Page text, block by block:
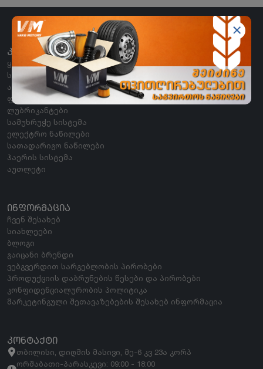
ᲙᲐᲢᲔᲒᲝᲠᲘᲔᲑᲘ
ყველა კატეგორია
საბურავი
აკუმულატორი
ფილტრები
ლუბრიკანტები
სამუხრუჭე სისტემა
ელექტრო ნაწილები
სათადარიგო ნაწილები
ჰაერის სისტემა
აუთლეტი
ᲘᲜᲤᲝᲠᲛᲐᲪᲘᲐ
ჩვენ შესახებ
სიახლეები
ბლოგი
გაიცანი ბრენდი
ვებგვერდით სარგებლობის პირობები
პროდუქციის დაბრუნების წესები და პირობები
კონფიდენციალურობის პოლიტიკა
მარკეტინგული შეთავაზებების შესახებ ინფორმაცია
ᲙᲝᲜᲢᲐᲥᲢᲘ
თბილისი, დიღმის მასივი, მე-6 კვ 23ა კორპ
ორშაბათი-პარასკევი: 09:00 - 18:00